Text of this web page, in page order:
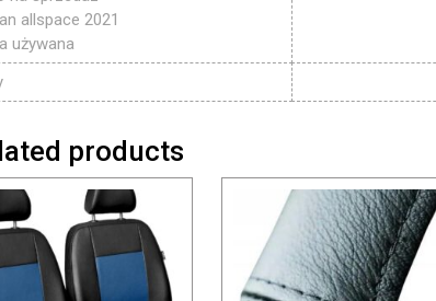
allspace 2021
używana
products